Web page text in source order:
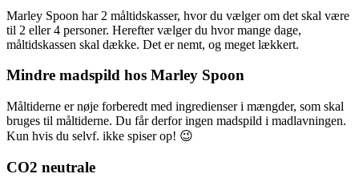
Marley Spoon har 2 måltidskasser, hvor du vælger om det skal være
til 2 eller 4 personer. Herefter vælger du hvor mange dage,
måltidskassen skal dække. Det er nemt, og meget lækkert.
Mindre madspild hos Marley Spoon
Måltiderne er nøje forberedt med ingredienser i mængder, som skal
bruges til måltiderne. Du får derfor ingen madspild i madlavningen.
Kun hvis du selvf. ikke spiser op! 😉
CO2 neutrale